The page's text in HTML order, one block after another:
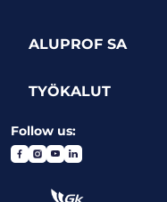
ALUPROF SA
TYÖKALUT
Follow us: